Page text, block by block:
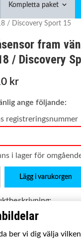
Kompletta paket
/ Discovery Sport 15
fram
/ Discovery
kr
ange följande:
registreringsnummer
i lager för
Lägg i varukorgen
LAND ROVER
innehåller: Komplett
ber vi dig välja vilken